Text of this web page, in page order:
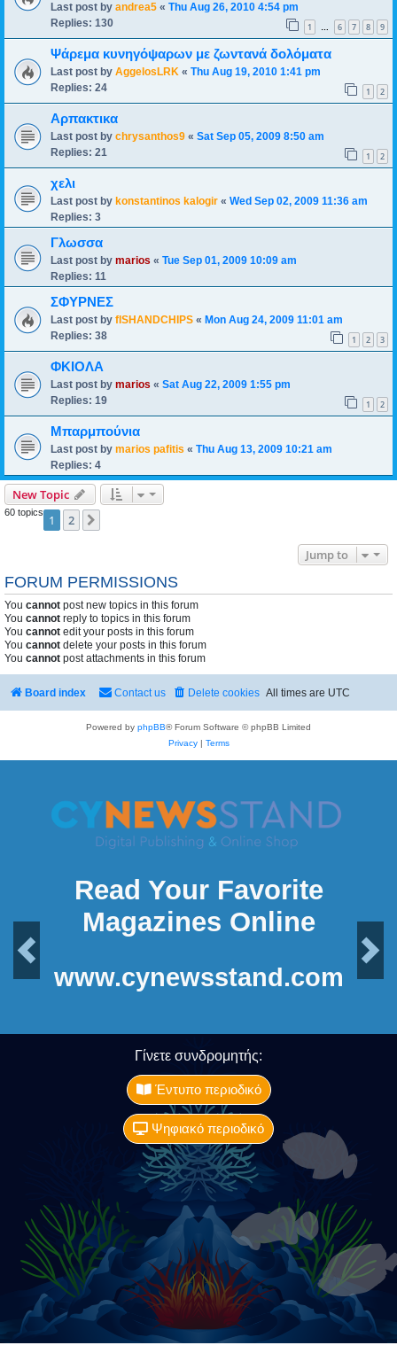
Last post by andrea5 « Thu Aug 26, 2010 4:54 pm
Replies: 130 1 6 7 8 9
Ψάρεμα κυνηγόψαρων με ζωντανά δολόματα
Last post by AggelosLRK « Thu Aug 19, 2010 1:41 pm
Replies: 24 1 2
Αρπακτικα
Last post by chrysanthos9 « Sat Sep 05, 2009 8:50 am
Replies: 21 1 2
χελι
Last post by konstantinos kalogir « Wed Sep 02, 2009 11:36 am
Replies: 3
Γλωσσα
Last post by marios « Tue Sep 01, 2009 10:09 am
Replies: 11
ΣΦΥΡΝΕΣ
Last post by fISHANDCHIPS « Mon Aug 24, 2009 11:01 am
Replies: 38 1 2 3
ΦΚΙΟΛΑ
Last post by marios « Sat Aug 22, 2009 1:55 pm
Replies: 19 1 2
Μπαρμπούνια
Last post by marios pafitis « Thu Aug 13, 2009 10:21 am
Replies: 4
New Topic
60 topics 1 2
Jump to
FORUM PERMISSIONS
You cannot post new topics in this forum
You cannot reply to topics in this forum
You cannot edit your posts in this forum
You cannot delete your posts in this forum
You cannot post attachments in this forum
Board index All times are UTC
Delete cookies
Contact us
Powered by phpBB® Forum Software © phpBB Limited
Privacy| Terms
Read Your Favorite
Magazines Online
Next
www.cynewsstand.com
Γίνετε συνδρομητής:
Έντυπο περιοδικό
Ψηφιακό περιοδικό